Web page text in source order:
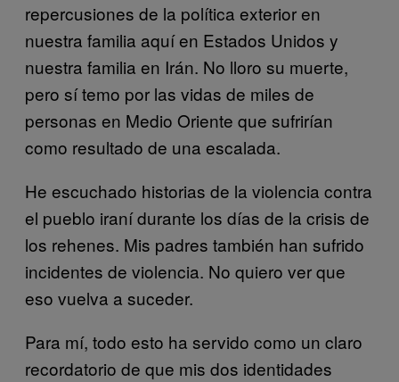
repercusiones de la política exterior en
nuestra familia aquí en Estados Unidos y
nuestra familia en Irán. No lloro su muerte,
pero sí temo por las vidas de miles de
personas en Medio Oriente que sufrirían
como resultado de una escalada.
He escuchado historias de la violencia contra
el pueblo iraní durante los días de la crisis de
los rehenes. Mis padres también han sufrido
incidentes de violencia. No quiero ver que
eso vuelva a suceder.
Para mí, todo esto ha servido como un claro
recordatorio de que mis dos identidades